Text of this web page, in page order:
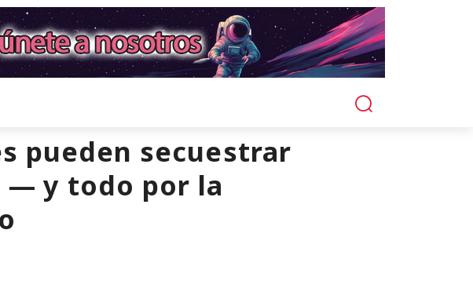
pueden secuestrar
— y todo por la